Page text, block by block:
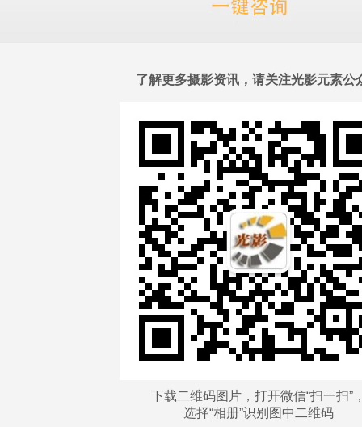
了解更多摄影资讯，请关注光影元素公
下载二维码图片，打开微信“扫一扫”
选择“相册”识别图中二维码